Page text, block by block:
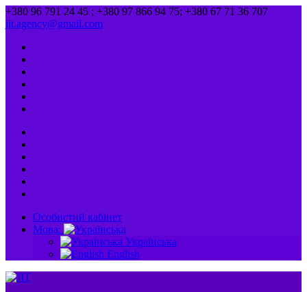
+380 96 791 24 45 ; +380 97 866 94 75; +380 67 71 36 707
jit.agency@gmail.com
Особистий кабінет
Мова:
Українська
English